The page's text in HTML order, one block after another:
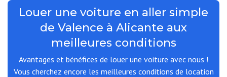
Louer une voiture en aller simple
de Valence à Alicante aux
meilleures conditions
Avantages et bénéfices de louer une voiture avec nous !
Vous cherchez encore les meilleures conditions de location